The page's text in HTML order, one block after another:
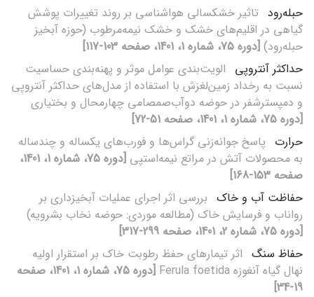
حبله‌رود تاثیر خشکسالی هواشناسی بر روند تغییرات پوشش
گیاهی در اقلیم‌های خشک و خشک نیمه‌مرطوب (حوزه آبخیز
حبله‌رود) [دوره 75، شماره 1، 1401، صفحه 103-117]
حداکثر آنتروپی الویت‌بندی عوامل موثر و پهنه‌بندی حساسیت
نسبت به رخداد زمین‌لغزش با استفاده از مدل‌های حداکثر آنتروپی
و دمپسترشفر در حوضه دوآب‌صمصامی چهارمحال و بختیاری
[دوره 75، شماره 1، 1401، صفحه 51-72]
حرارت پاسخ جوانه‌زنی گراس‌ها و فورب‌های یکساله و چندساله
به محصولات آتش در مراتع نیمه‌استپی
[دوره 75، شماره 1، 1401،
صفحه 153-168]
حفاظت آب و خاک بررسی اثر اجرای عملیات آبخیزداری بر
رواناب و فرسایش خاک (مطالعه موردی: حوضه نخاب بشرویه)
[دوره 75، شماره 2، 1401، صفحه 299-317]
حفاظ سنگ اثر تیمارهای حفظ رطوبت خاک بر استقرار اولیه
نهال گیاه آنغوزه Ferula foetida
[دوره 75، شماره 1، 1401، صفحه
19-34]